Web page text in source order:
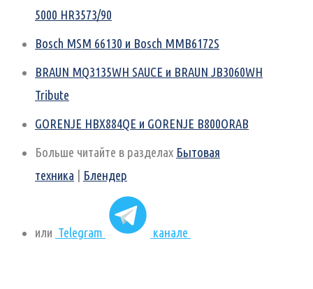
5000 HR3573/90
Bosch MSM 66130 и Bosch MMB6172S
BRAUN MQ3135WH SAUCE и BRAUN JB3060WH
Tribute
GORENJE HBX884QE и GORENJE B800ORAB
Больше читайте в разделах Бытовая
техника
Блендер
или Telegram канале